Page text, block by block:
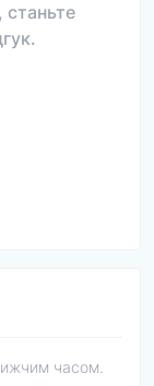
станьте
часом.